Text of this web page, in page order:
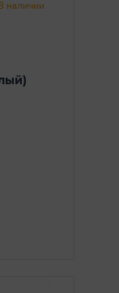
В наличии